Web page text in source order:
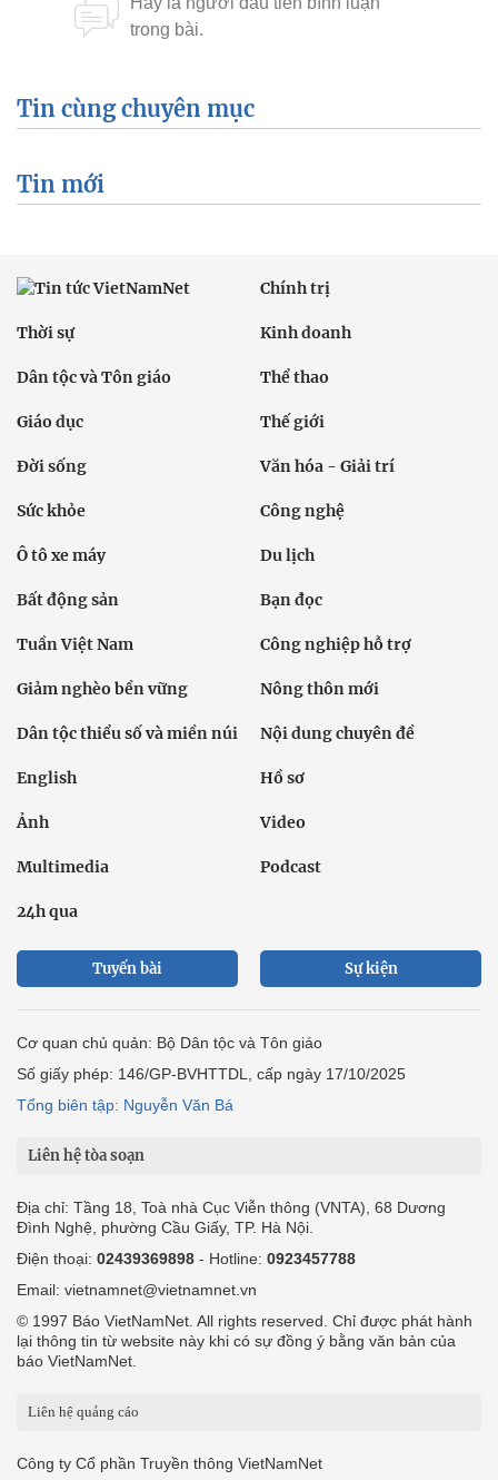
Tin cùng chuyên mục
Tin mới
Chính trị
Thời sự Kinh doanh
Dân tộc và Tôn giáo Thể thao
Giáo dục Thế giới
Đời sống Văn hóa - Giải trí
Sức khỏe Công nghệ
Ô tô xe máy Du lịch
Bất động sản Bạn đọc
Tuần Việt Nam Công nghiệp hỗ trợ
Giảm nghèo bền vững Nông thôn mới
Dân tộc thiểu số và miền núi Nội dung chuyên đề
English Hồ sơ
Ảnh Video
Multimedia Podcast
24h qua
Tuyến bài Sự kiện
Cơ quan chủ quản: Bộ Dân tộc và Tôn giáo
Số giấy phép: 146/GP-BVHTTDL, cấp ngày 17/10/2025
Tổng biên tập: Nguyễn Văn Bá
Liên hệ tòa soạn
Địa chỉ: Tầng 18, Toà nhà Cục Viễn thông (VNTA), 68 Dương
Đình Nghệ, phường Cầu Giấy, TP. Hà Nội.
Điện thoại: 02439369898 - Hotline: 0923457788
Email: vietnamnet@vietnamnet.vn
© 1997 Báo VietNamNet. All rights reserved. Chỉ được phát hành
lại thông tin từ website này khi có sự đồng ý bằng văn bản của
báo VietNamNet.
Liên hệ quảng cáo
Công ty Cổ phần Truyền thông VietNamNet